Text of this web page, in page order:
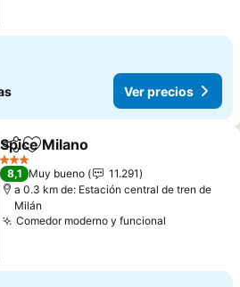
Ver precios
CompartirAgregar a favoritos
Spice Milano
3 Estrellas
8,1 Muy bueno
11.291
a 0.3 km de: Estación central de tren de
Milán
Comedor moderno y funcional